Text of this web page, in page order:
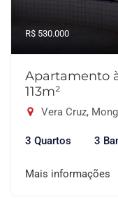
R$ 530.000
Apartamento
113m²
Vera Cruz,
3 Quartos 3
Mais informações